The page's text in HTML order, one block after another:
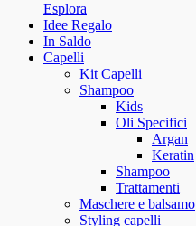
Esplora
Idee Regalo
In Saldo
Capelli
Kit Capelli
Shampoo
Kids
Oli Specifici
Argan
Keratin
Shampoo
Trattamenti
Maschere e balsamo
Styling capelli